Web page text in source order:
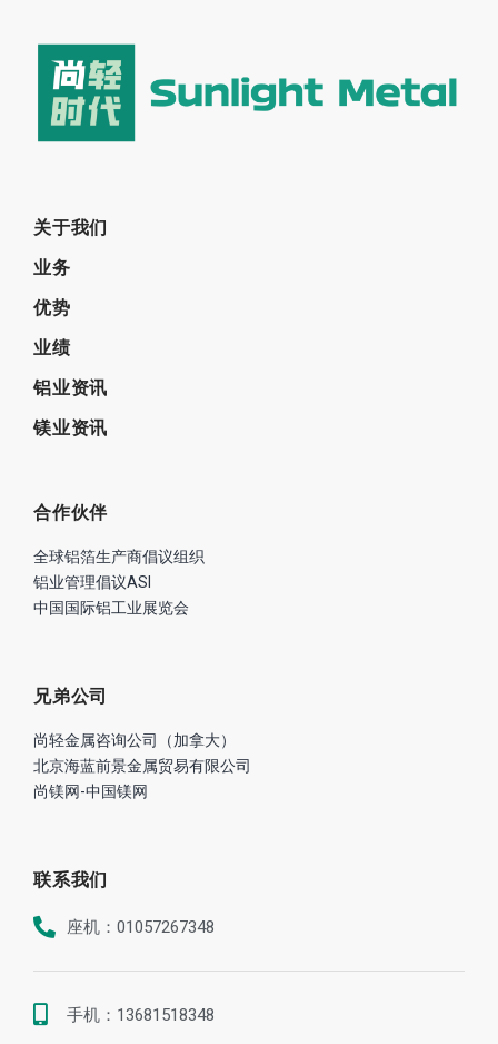
关于我们
业务
优势
业绩
铝业资讯
镁业资讯
合作伙伴
全球铝箔生产商倡议组织
铝业管理倡议ASI
中国国际铝工业展览会
兄弟公司
尚轻金属咨询公司（加拿大）
北京海蓝前景金属贸易有限公司
尚镁网-中国镁网
联系我们
座机：01057267348
手机：13681518348